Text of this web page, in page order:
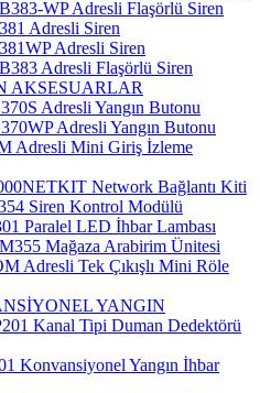
WP Adresli Flaşörlü Siren
Adresli Siren
Adresli Siren
Adresli Flaşörlü Siren
AKSESUARLAR
Adresli Yangın Butonu
Adresli Yangın Butonu
Adresli Mini Giriş İzleme
Network Bağlantı Kiti
Siren Kontrol Modülü
Paralel LED İhbar Lambası
Mağaza Arabirim Ünitesi
Adresli Tek Çıkışlı Mini Röle
YANGIN
Kanal Tipi Duman Dedektörü
Konvansiyonel Yangın İhbar